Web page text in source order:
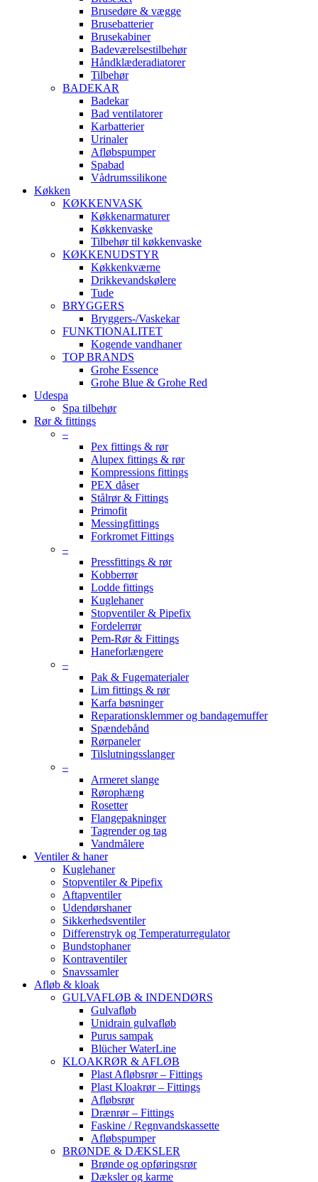
Brusedøre & vægge
Brusebatterier
Brusekabiner
Badeværelsestilbehør
Håndklæderadiatorer
Tilbehør
BADEKAR
Badekar
Bad ventilatorer
Karbatterier
Urinaler
Afløbspumper
Spabad
Vådrumssilikone
Køkken
KØKKENVASK
Køkkenarmaturer
Køkkenvaske
Tilbehør til køkkenvaske
KØKKENUDSTYR
Køkkenkværne
Drikkevandskølere
Tude
BRYGGERS
Bryggers-/Vaskekar
FUNKTIONALITET
Kogende vandhaner
TOP BRANDS
Grohe Essence
Grohe Blue & Grohe Red
Udespa
Spa tilbehør
Rør & fittings
–
Pex fittings & rør
Alupex fittings & rør
Kompressions fittings
PEX dåser
Stålrør & Fittings
Primofit
Messingfittings
Forkromet Fittings
–
Pressfittings & rør
Kobberrør
Lodde fittings
Kuglehaner
Stopventiler & Pipefix
Fordelerrør
Pem-Rør & Fittings
Haneforlængere
–
Pak & Fugematerialer
Lim fittings & rør
Karfa bøsninger
Reparationsklemmer og bandagemuffer
Spændebånd
Rørpaneler
Tilslutningsslanger
–
Armeret slange
Rørophæng
Rosetter
Flangepakninger
Tagrender og tag
Vandmålere
Ventiler & haner
Kuglehaner
Stopventiler & Pipefix
Aftapventiler
Udendørshaner
Sikkerhedsventiler
Differenstryk og Temperaturregulator
Bundstophaner
Kontraventiler
Snavssamler
Afløb & kloak
GULVAFLØB & INDENDØRS
Gulvafløb
Unidrain gulvafløb
Purus sampak
Blücher WaterLine
KLOAKRØR & AFLØB
Plast Afløbsrør – Fittings
Plast Kloakrør – Fittings
Afløbsrør
Drænrør – Fittings
Faskine / Regnvandskassette
Afløbspumper
BRØNDE & DÆKSLER
Brønde og opføringsrør
Dæksler og karme